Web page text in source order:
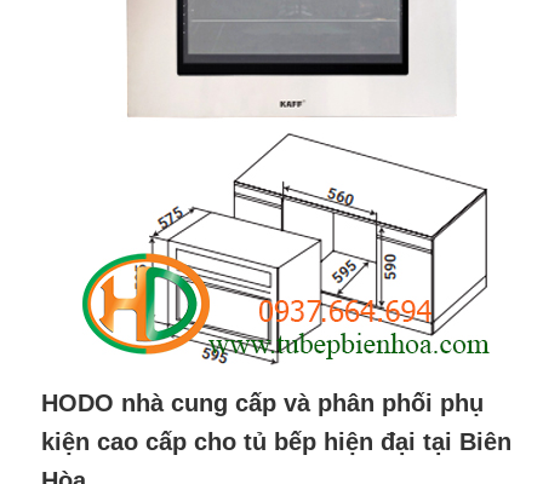
HODO nhà cung cấp và phân phối phụ
kiện cao cấp cho tủ bếp hiện đại tại Biên